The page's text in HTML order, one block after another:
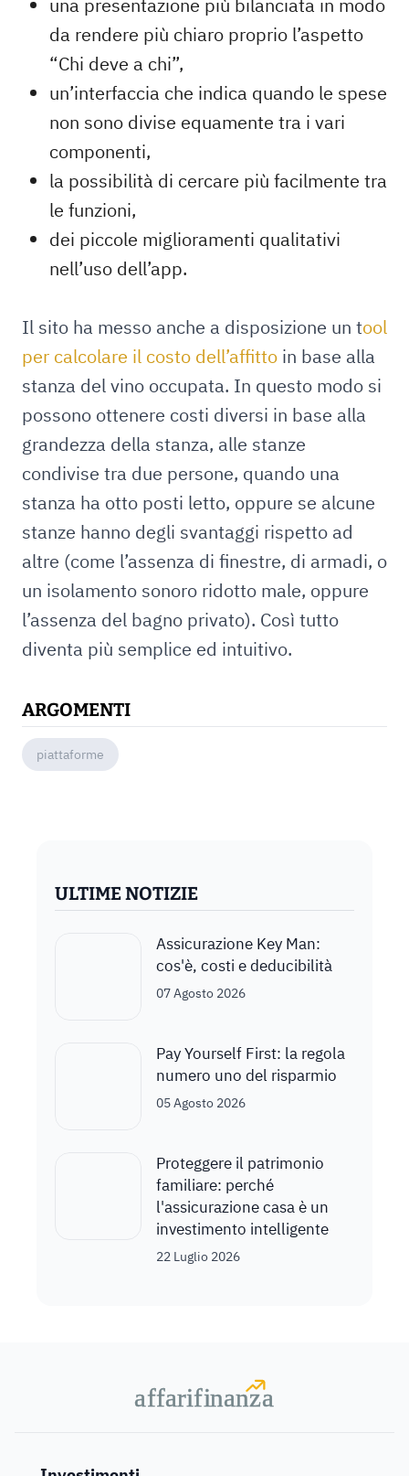
una presentazione più bilanciata in modo
da rendere più chiaro proprio l’aspetto
“Chi deve a chi”,
un’interfaccia che indica quando le spese
non sono divise equamente tra i vari
componenti,
la possibilità di cercare più facilmente tra
le funzioni,
dei piccole miglioramenti qualitativi
nell’uso dell’app.
Il sito ha messo anche a disposizione un tool
per calcolare il costo dell’affitto in base alla
stanza del vino occupata. In questo modo si
possono ottenere costi diversi in base alla
grandezza della stanza, alle stanze
condivise tra due persone, quando una
stanza ha otto posti letto, oppure se alcune
stanze hanno degli svantaggi rispetto ad
altre (come l’assenza di finestre, di armadi, o
un isolamento sonoro ridotto male, oppure
l’assenza del bagno privato). Così tutto
diventa più semplice ed intuitivo.
ARGOMENTI
piattaforme
ULTIME NOTIZIE
Assicurazione Key Man:
cos'è, costi e deducibilità
07 Agosto 2026
Pay Yourself First: la regola
numero uno del risparmio
05 Agosto 2026
Proteggere il patrimonio
familiare: perché
l'assicurazione casa è un
investimento intelligente
22 Luglio 2026
affarifinanza
affarifinanza